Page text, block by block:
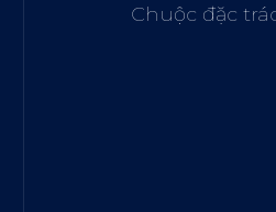
Chuộc đặc